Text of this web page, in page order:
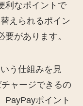
利なポイントで
えられるポイン
要があります。
う仕組みを見
ャージできるの
PayPayポイント